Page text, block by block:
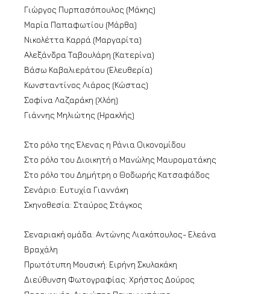
Γιώργος Πυρπασόπουλος (Μάκης)
Μαρία Παπαφωτίου (Μάρθα)
Νικολέττα Καρρά (Μαργαρίτα)
Αλεξάνδρα Ταβουλάρη (Κατερίνα)
Βάσω Καβαλιεράτου (Ελευθερία)
Κωνσταντίνος Λιάρος (Κώστας)
Σοφίνα Λαζαράκη (Χλόη)
Γιάννης Μηλιώτης (Ηρακλής)
Στο ρόλο της Έλενας η Ράνια Οικονομίδου
Στο ρόλο του Διοικητή ο Μανώλης Μαυροματάκης
Στο ρόλο του Δημήτρη ο Θοδωρής Κατσαφάδος
Σενάριο: Ευτυχία Γιαννάκη
Σκηνοθεσία: Σταύρος Στάγκος
Σεναριακή ομάδα: Αντώνης Λιακόπουλος- Ελεάνα
Βραχάλη
Πρωτότυπη Μουσική: Ειρήνη Σκυλακάκη
Διεύθυνση Φωτογραφίας: Χρήστος Δούρος